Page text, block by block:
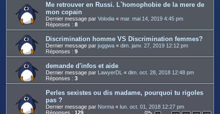
Me retrouver en Russi. L`homophobie de la mere de
mon copain
Dernier message par Volodia « mar. mai 14, 2019 4:45 pm
Réponses : 8
Discrimination homme VS Discrimination femmes?
Dernier message par juggwa « dim. janv. 27, 2019 12:12 pm
Réponses : 9
demande d'infos et aide
Dernier message par LawyerDL « dim. oct. 28, 2018 12:48 pm
Réponses : 3
Perles sexistes ou dis madame, pourquoi tu rigoles
pas ?
Dernier message par Norma « lun. oct. 01, 2018 12:27 pm
Réponses : 129